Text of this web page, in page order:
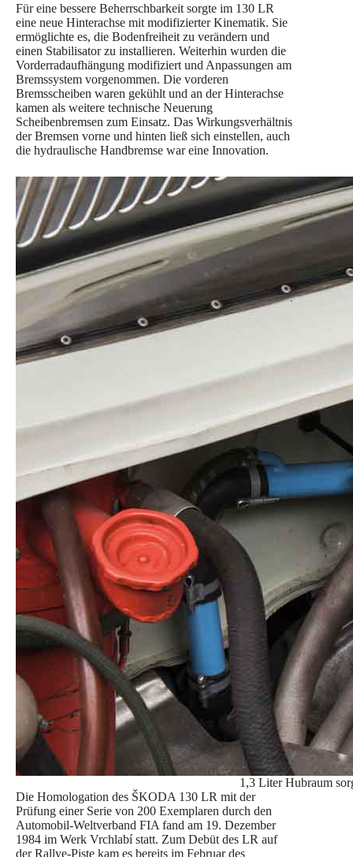
Für eine bessere Beherrschbarkeit sorgte im 130 LR
eine neue Hinterachse mit modifizierter Kinematik. Sie
ermöglichte es, die Bodenfreiheit zu verändern und
einen Stabilisator zu installieren. Weiterhin wurden die
Vorderradaufhängung modifiziert und Anpassungen am
Bremssystem vorgenommen. Die vorderen
Bremsscheiben waren gekühlt und an der Hinterachse
kamen als weitere technische Neuerung
Scheibenbremsen zum Einsatz. Das Wirkungsverhältnis
der Bremsen vorne und hinten ließ sich einstellen, auch
die hydraulische Handbremse war eine Innovation.
1,3 Liter Hubraum
Die Homologation des ŠKODA 130 LR mit der
Prüfung einer Serie von 200 Exemplaren durch den
Automobil-Weltverband FIA fand am 19. Dezember
1984 im Werk Vrchlabí statt. Zum Debüt des LR auf
der Rallye-Piste kam es bereits im Februar des